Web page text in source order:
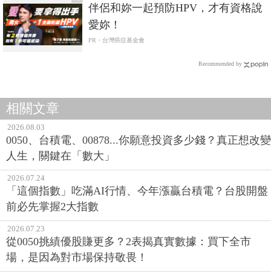
伴侶和妳一起預防HPV，才有資格說
愛妳！
PR・台灣癌症基金會
Recommended by
相關文章
2026.08.03
0050、台積電、00878...你願意投資多少錢？真正想改變
人生，關鍵在「數大」
2026.07.24
「這個指數」吃滿AI行情、今年漲贏台積電？台股開盤
前必先掌握2大指數
2026.07.23
從0050挑績優股賺更多？2表揭真實數據：買下全市
場，是因為對市場保持敬畏！